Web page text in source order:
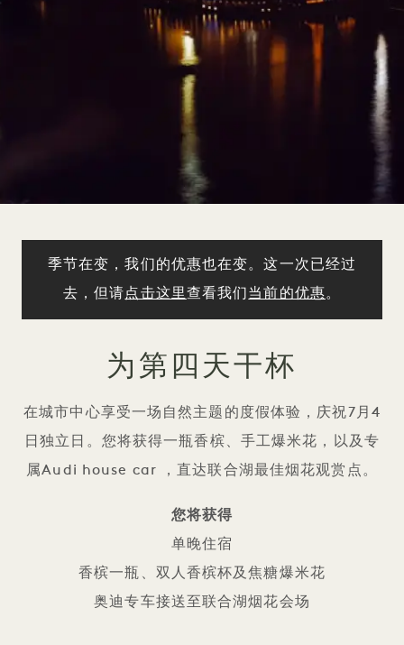
季节在变，我们的优惠也在变。这一次已经过
去，但请点击这里查看我们 当前的优惠。
为第四天干杯
在城市中心享受一场自然主题的度假体验，庆祝7月4
日独立日。您将获得一瓶香槟、手工爆米花，以及专
属Audi house car ，直达联合湖最佳烟花观赏点。
您将获得
单晚住宿
香槟一瓶、双人香槟杯及焦糖爆米花
奥迪专车接送至联合湖烟花会场